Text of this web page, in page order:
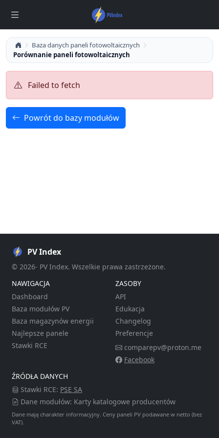
Baza danych paneli fotowoltaicznych
Porównanie paneli fotowoltaicznych
Failed to fetch
Powrót do bazy modułów
PV Index
© 2026- PV Index. Wszelkie prawa zastrzeżone.
NAWIGACJA
Dashboard
Baza modułów PV
Baza magazynów energii
Najlepsze panele
Stawki RCE
ZASOBY
API
Edukacja
Changelog
Preferencje
comparepv@proton.me
Facebook
ŹRÓDŁA DANYCH
Stawki RCE: PSE SA
Dane modułów: Karty katalogowe producentów
Dane mają charakter informacyjny. Ceny paneli PV podawane w netto (bez
VAT).